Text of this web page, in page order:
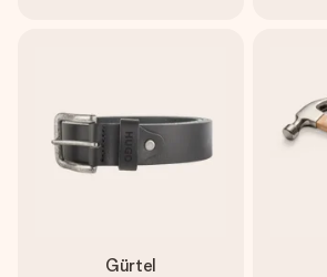
Gürtel